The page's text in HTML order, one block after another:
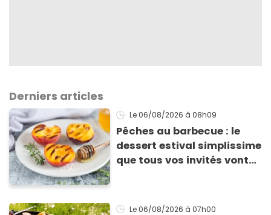
Derniers articles
Le 06/08/2026 à 08h09
Pêches au barbecue : le
dessert estival simplissime
que tous vos invités vont
Le 06/08/2026 à 07h00